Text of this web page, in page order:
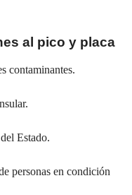
al pico y placa
contaminantes.
Estado.
personas en condición